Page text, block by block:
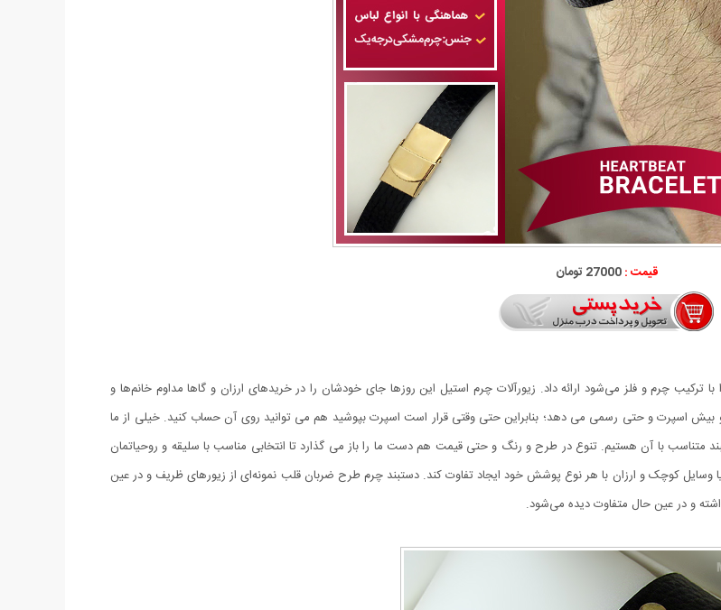
قیمت :27000 تومان
ترکیب چرم و فلز می‌شود ارائه داد. زیورآلات چرم استیل این روزها جای خودشان را در خریدهای ارزان و گاها مداوم خانم‌ها و
و بیش اسپرت و حتی رسمی می دهد؛ بنابراین حتی وقتی قرار است اسپرت بپوشید هم می توانید روی آن حساب کنید. خیلی از ما
متناسب با آن هستیم. تنوع در طرح و رنگ و حتی قیمت هم دست ما را باز می گذارد تا انتخابی مناسب با سلیقه و روحیاتمان
یا وسایل کوچک و ارزان با هر نوع پوشش خود ایجاد تفاوت کند. دستبند چرم طرح ضربان قلب نمونه‌ای از زیورهای ظریف و در عین
و در عین حال متفاوت دیده می‌شود.